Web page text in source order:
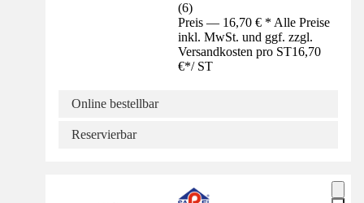
(6)
Preis — 16,70 € * Alle Preise
inkl. MwSt. und ggf. zzgl.
Versandkosten pro ST16,70
€*/ ST
Online bestellbar
Reservierbar